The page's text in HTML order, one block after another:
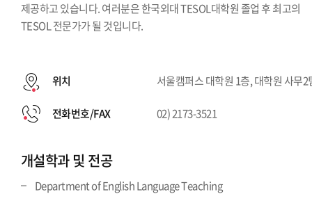
제공하고 있습니다. 여러분은 한국외대 TESOL대학원 졸업 후 최고의
TESOL 전문가가 될 것입니다.
위치 서울캠퍼스 대학원 1층, 대학원 사무2
전화번호/FAX 02) 2173-3521
개설학과 및 전공
Department of English Language Teaching